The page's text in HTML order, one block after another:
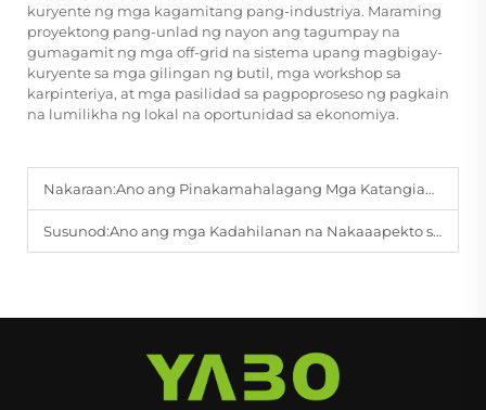
kuryente ng mga kagamitang pang-industriya. Maraming
proyektong pang-unlad ng nayon ang tagumpay na
gumagamit ng mga off-grid na sistema upang magbigay-
kuryente sa mga gilingan ng butil, mga workshop sa
karpinteriya, at mga pasilidad sa pagpoproseso ng pagkain
na lumilikha ng lokal na oportunidad sa ekonomiya.
Nakaraan:Ano ang Pinakamahalagang Mga Katangian ng Kaligtasan sa mga Sistema ng Bateriya ng Hybrid na Sasakyan?
Susunod:Ano ang mga Kadahilanan na Nakaaapekto sa Pangmatagalang Estabilidad ng mga Lithium Iron Phosphate Pack?